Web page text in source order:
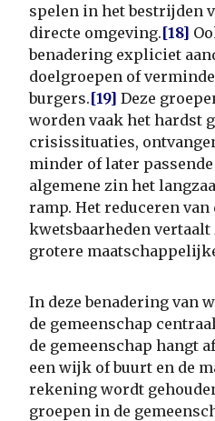
spelen in het bestrijden
directe omgeving.[18]
benadering expliciet
doelgroepen of
burgers.[19] Deze
worden vaak het hardst
crisissituaties,
minder of later
algemene zin het
ramp. Het reduceren
kwetsbaarheden
grotere
In deze benadering van
de gemeenschap
de gemeenschap hangt
een wijk of buurt en de
rekening wordt
groepen in de